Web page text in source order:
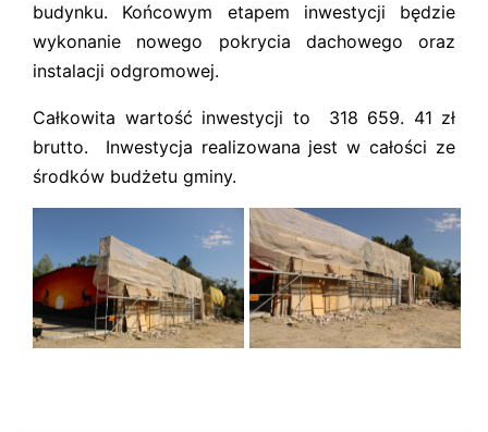
budynku. Końcowym etapem inwestycji będzie
wykonanie nowego pokrycia dachowego oraz
instalacji odgromowej.
Całkowita wartość inwestycji to 318 659. 41 zł
brutto. Inwestycja realizowana jest w całości ze
środków budżetu gminy.